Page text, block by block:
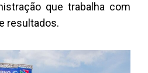
que trabalha com
resultados.